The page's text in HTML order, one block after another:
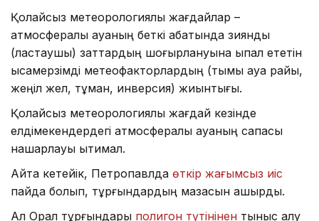
Қолайсыз метеорологиялық жағдайлар –
атмосфералық ауаның беткі қабатында зиянды
(ластаушы) заттардың шоғырлануына ықпал ететін
қысқамерзімді метеофакторлардың (тымық ауа райы,
жеңіл жел, тұман, инверсия) жиынтығы.
Қолайсыз метеорологиялық жағдай кезінде
елдімекендердегі атмосфералық ауаның сапасы
нашарлауы ықтимал.
Айта кетейік, Петропавлда өткір жағымсыз иіс
пайда болып, тұрғындардың мазасын қашырды.
Ал Орал тұрғындары полигон түтінінен тыныс алу